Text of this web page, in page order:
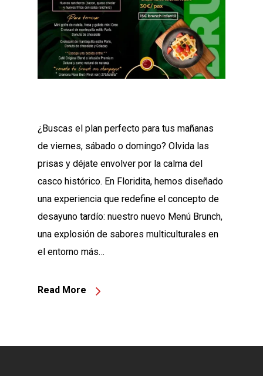
¿Buscas el plan perfecto para tus mañanas
de viernes, sábado o domingo? Olvida las
prisas y déjate envolver por la calma del
casco histórico. En Floridita, hemos diseñado
una experiencia que redefine el concepto de
desayuno tardío: nuestro nuevo Menú Brunch,
una explosión de sabores multiculturales en
el entorno más…
Read More